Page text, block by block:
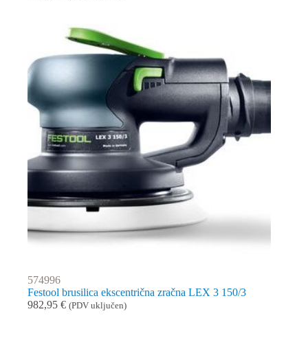
574996
Festool brusilica ekscentrična zračna LEX 3 150/3
982,95 € (PDV uključen)